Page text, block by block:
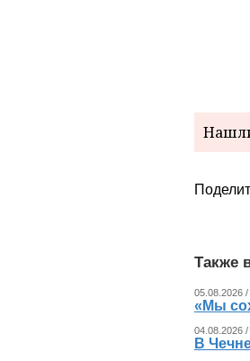
Также
05.08.2026
«Мы
04.08.2026
В